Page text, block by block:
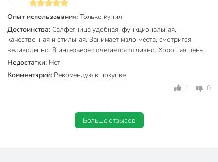
Опыт использования: Только купил
Достоинства: Салфетница удобная, функциональная,
качественная и стильная. Занимает мало места, смотрится
великолепно. В интерьере сочетается отлично. Хорошая цена.
Недостатки: Нет
Комментарий: Рекомендую к покупке
1
0
Больше отзывов